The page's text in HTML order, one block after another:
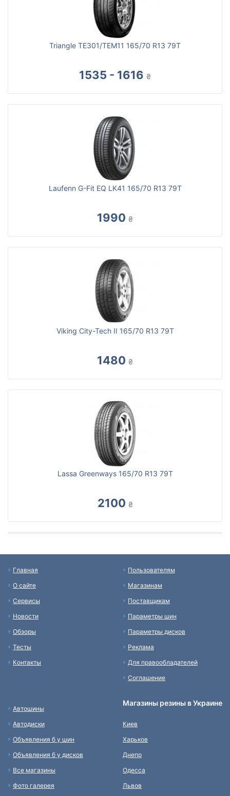
Triangle TE301/TEM11 165/70 R13 79T
1535 - 1616 ₴
Laufenn G-Fit EQ LK41 165/70 R13 79T
1990 ₴
Viking City-Tech II 165/70 R13 79T
1480 ₴
Lassa Greenways 165/70 R13 79T
2100 ₴
Главная
О сайте
Сервисы
Новости
Обзоры
Тесты
Контакты
Пользователям
Магазинам
Поставщикам
Параметры шин
Параметры дисков
Реклама
Для правообладателей
Соглашение
Автошины
Автодиски
Объявления б у шин
Объявления б у дисков
Все магазины
Фото галерея
Магазины резины в Украине
Киев
Харьков
Днепр
Одесса
Львов